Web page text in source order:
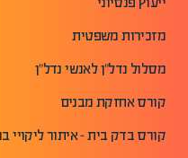
מזכירות משפטית
מסלול נדל"ן לאנשי נדל"ן
קורס אחזקת מבנים
קורס בדק בית - איתור ליקויי